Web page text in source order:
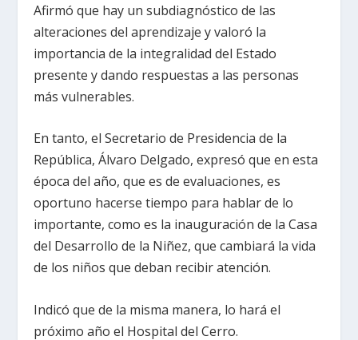
Afirmó que hay un subdiagnóstico de las
alteraciones del aprendizaje y valoró la
importancia de la integralidad del Estado
presente y dando respuestas a las personas
más vulnerables.
En tanto, el Secretario de Presidencia de la
República, Álvaro Delgado, expresó que en esta
época del año, que es de evaluaciones, es
oportuno hacerse tiempo para hablar de lo
importante, como es la inauguración de la Casa
del Desarrollo de la Niñez, que cambiará la vida
de los niños que deban recibir atención.
Indicó que de la misma manera, lo hará el
próximo año el Hospital del Cerro.